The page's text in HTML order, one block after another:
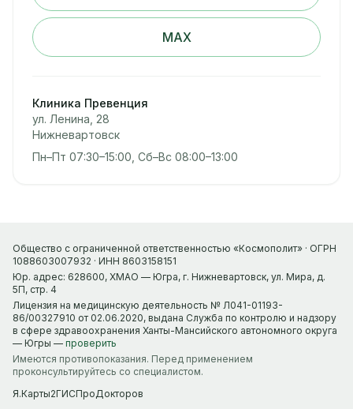
MAX
Клиника Превенция
ул. Ленина, 28
Нижневартовск
Пн–Пт 07:30–15:00, Сб–Вс 08:00–13:00
Общество с ограниченной ответственностью «Космополит» · ОГРН
1088603007932 · ИНН 8603158151
Юр. адрес: 628600, ХМАО — Югра, г. Нижневартовск, ул. Мира, д.
5П, стр. 4
Лицензия на медицинскую деятельность № Л041-01193-
86/00327910 от 02.06.2020, выдана Служба по контролю и надзору
в сфере здравоохранения Ханты-Мансийского автономного округа
— Югры — проверить
Имеются противопоказания. Перед применением
проконсультируйтесь со специалистом.
Я.Карты2ГИСПроДокторов